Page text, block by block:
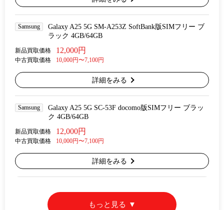
Samsung
Galaxy A25 5G SM-A253Z SoftBank版SIMフリー ブ
ラック 4GB/64GB
新品買取価格 12,000円
中古買取価格 10,000円〜7,100円
詳細をみる
Samsung
Galaxy A25 5G SC-53F docomo版SIMフリー ブラッ
ク 4GB/64GB
新品買取価格 12,000円
中古買取価格 10,000円〜7,100円
詳細をみる
もっと見る